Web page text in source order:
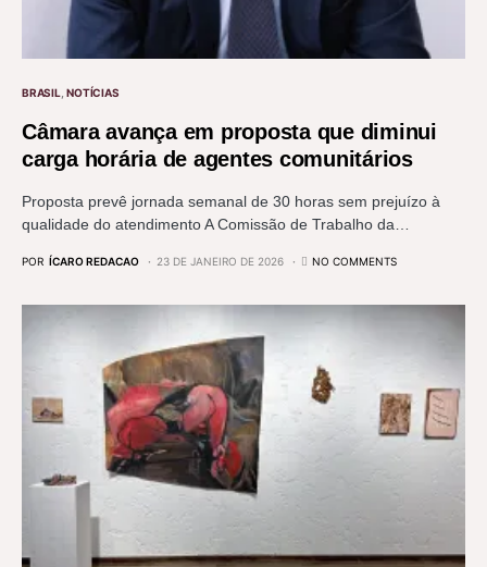
BRASIL NOTÍCIAS
Câmara avança em proposta que diminui
carga horária de agentes comunitários
Proposta prevê jornada semanal de 30 horas sem prejuízo à
qualidade do atendimento A Comissão de Trabalho da…
POR ÍCARO REDACAO 23 DE JANEIRO DE 2026 NO COMMENTS